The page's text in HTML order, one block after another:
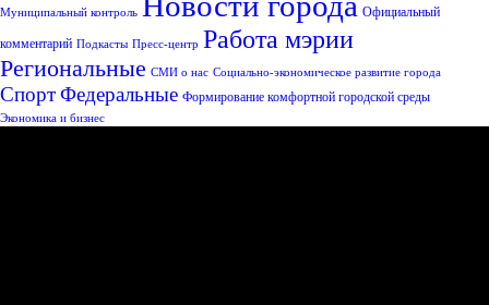
Муниципальный контроль Официальный
комментарий Подкасты Пресс-центр Работа мэрии
Региональные СМИ о нас Социально-экономическое развитие города
СпортФедеральные Формирование комфортной городской среды
Экономика и бизнес